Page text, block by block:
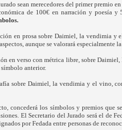
sean merecedores del primer premio
de 100€ en narración y poesía y
en prosa sobre Daimiel, la vendimia y
aunque se valorará especialmente
en verso con métrica libre, sobre
símbolo anterior.
sobre Daimiel, la vendimia y el vino,
concederá los símbolos y premios que
El Secretario del Jurado será el de
por Fedada entre personas de